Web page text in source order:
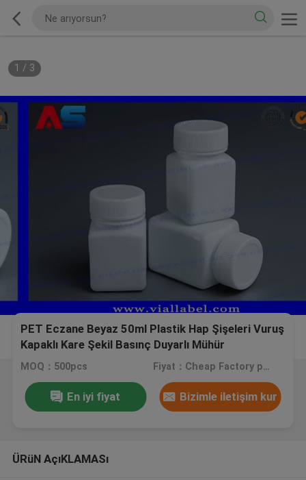
1 / 3
PET Eczane Beyaz 50ml Plastik Hap Şişeleri Vuruş
Kapaklı Kare Şekil Basınç Duyarlı Mühür
MOQ：500pcs Fiyat：Cheap Factory price, negotiation
En iyi fiyat Bizimle iletişim kur
ÜRüN AçıKLAMASı